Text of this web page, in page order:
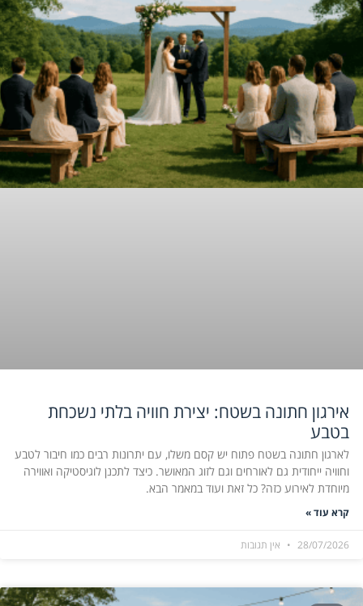
אירגון חתונה בשטח: יצירת חוויה בלתי נשכחת
בטבע
לארגון חתונה בשטח פתוח יש קסם משלו, עם יתרונות רבים כמו חיבור לטבע
וחוויה ייחודית גם לאורחים וגם לזוג המאושר. כיצד לתכנן לוגיסטיקה ואווירה
מיוחדת לאירוע כזה? כל זאת ועוד במאמר הבא.
קרא עוד »
28/07/2026 אין תגובות